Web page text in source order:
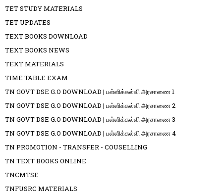
TET STUDY MATERIALS
TET UPDATES
TEXT BOOKS DOWNLOAD
TEXT BOOKS NEWS
TEXT MATERIALS
TIME TABLE EXAM
TN GOVT DSE G.O DOWNLOAD | பள்ளிக்கல்வி அரசாணை 1
TN GOVT DSE G.O DOWNLOAD | பள்ளிக்கல்வி அரசாணை 2
TN GOVT DSE G.O DOWNLOAD | பள்ளிக்கல்வி அரசாணை 3
TN GOVT DSE G.O DOWNLOAD | பள்ளிக்கல்வி அரசாணை 4
TN PROMOTION - TRANSFER - COUSELLING
TN TEXT BOOKS ONLINE
TNCMTSE
TNFUSRC MATERIALS